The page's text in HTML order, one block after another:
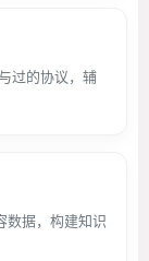
过的协议，辅
数据，构建知识